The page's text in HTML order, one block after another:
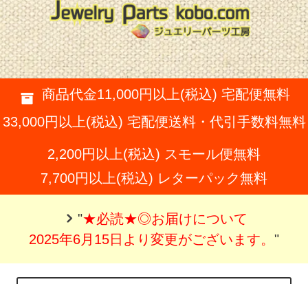
商品代金11,000円以上(税込) 宅配便無料
33,000円以上(税込) 宅配便送料・代引手数料無料
2,200円以上(税込) スモール便無料
7,700円以上(税込) レターパック無料
"★必読★◎お届けについて
2025年6月15日より変更がございます。 "